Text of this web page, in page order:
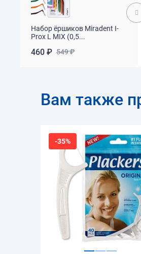
Набор ёршиков Miradent I-
Prox L MIX (0,5...
460 ₽ 549 ₽
Вам также
-35%